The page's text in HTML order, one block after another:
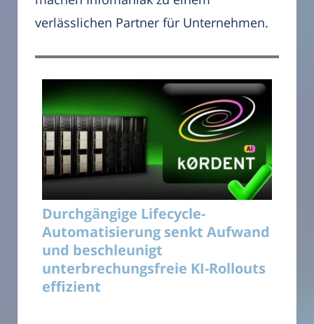
verlässlichen Partner für Unternehmen.
Durchgängige Lifecycle-
Automatisierung senkt Aufwand
und beschleunigt
unterbrechungsfreie KI-Rollouts
effizient